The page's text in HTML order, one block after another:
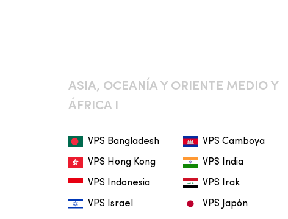
ASIA, OCEANÍA Y ORIENTE MEDIO Y
ÁFRICA I
VPS Bangladesh VPS Camboya
VPS Hong Kong VPS India
VPS Indonesia VPS Irak
VPS Israel VPS Japón